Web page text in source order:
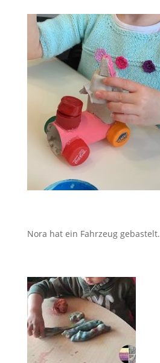
Nora hat ein Fahrzeug gebastelt.